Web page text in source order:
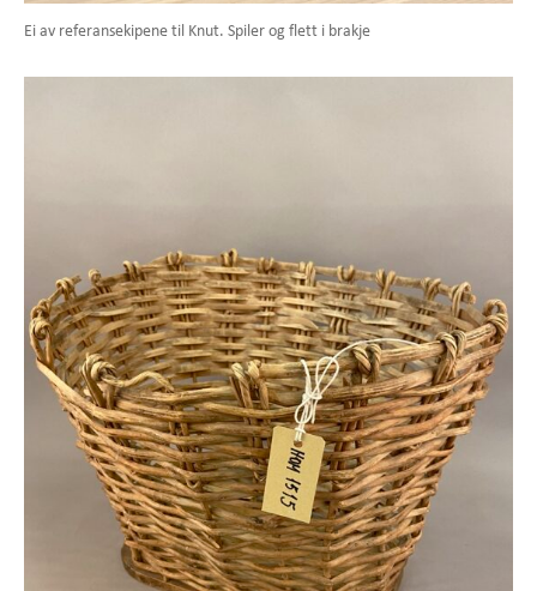
Ei av referansekipene til Knut. Spiler og flett i brakje